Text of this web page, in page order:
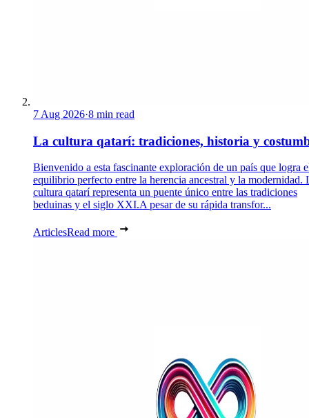
7 Aug 2026·8 min read
La cultura qatarí: tradiciones, historia y
Bienvenido a esta fascinante exploración de un país que logra
equilibrio perfecto entre la herencia ancestral y la modernidad.
cultura qatarí representa un puente único entre las tradiciones
beduinas y el siglo XXI.A pesar de su rápida transfor...
ArticlesRead more